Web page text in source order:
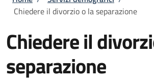
Chiedere il divorzio o la separazione
Chiedere il
separazione